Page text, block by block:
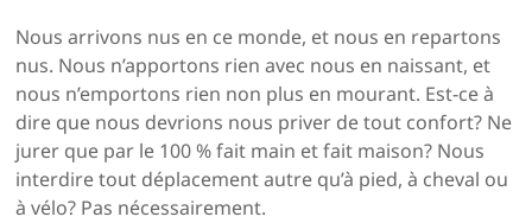
Nous arrivons nus en ce monde, et nous en repartons
nus. Nous n’apportons rien avec nous en naissant, et
nous n’emportons rien non plus en mourant. Est-ce à
dire que nous devrions nous priver de tout confort? Ne
jurer que par le 100 % fait main et fait maison? Nous
interdire tout déplacement autre qu’à pied, à cheval ou
à vélo? Pas nécessairement.